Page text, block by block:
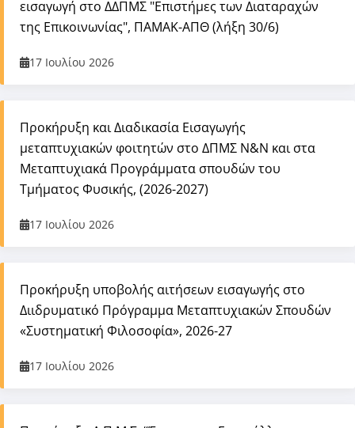
εισαγωγή στο ΔΔΠΜΣ "Επιστήμες των Διαταραχών
της Επικοινωνίας", ΠΑΜΑΚ-ΑΠΘ (λήξη 30/6)
17 Ιουλίου 2026
Προκήρυξη και Διαδικασία Εισαγωγής
μεταπτυχιακών φοιτητών στο ΔΠΜΣ Ν&Ν και στα
Μεταπτυχιακά Προγράμματα σπουδών του
Τμήματος Φυσικής, (2026-2027)
17 Ιουλίου 2026
Προκήρυξη υποβολής αιτήσεων εισαγωγής στο
Διιδρυματικό Πρόγραμμα Μεταπτυχιακών Σπουδών
«Συστηματική Φιλοσοφία», 2026-27
17 Ιουλίου 2026